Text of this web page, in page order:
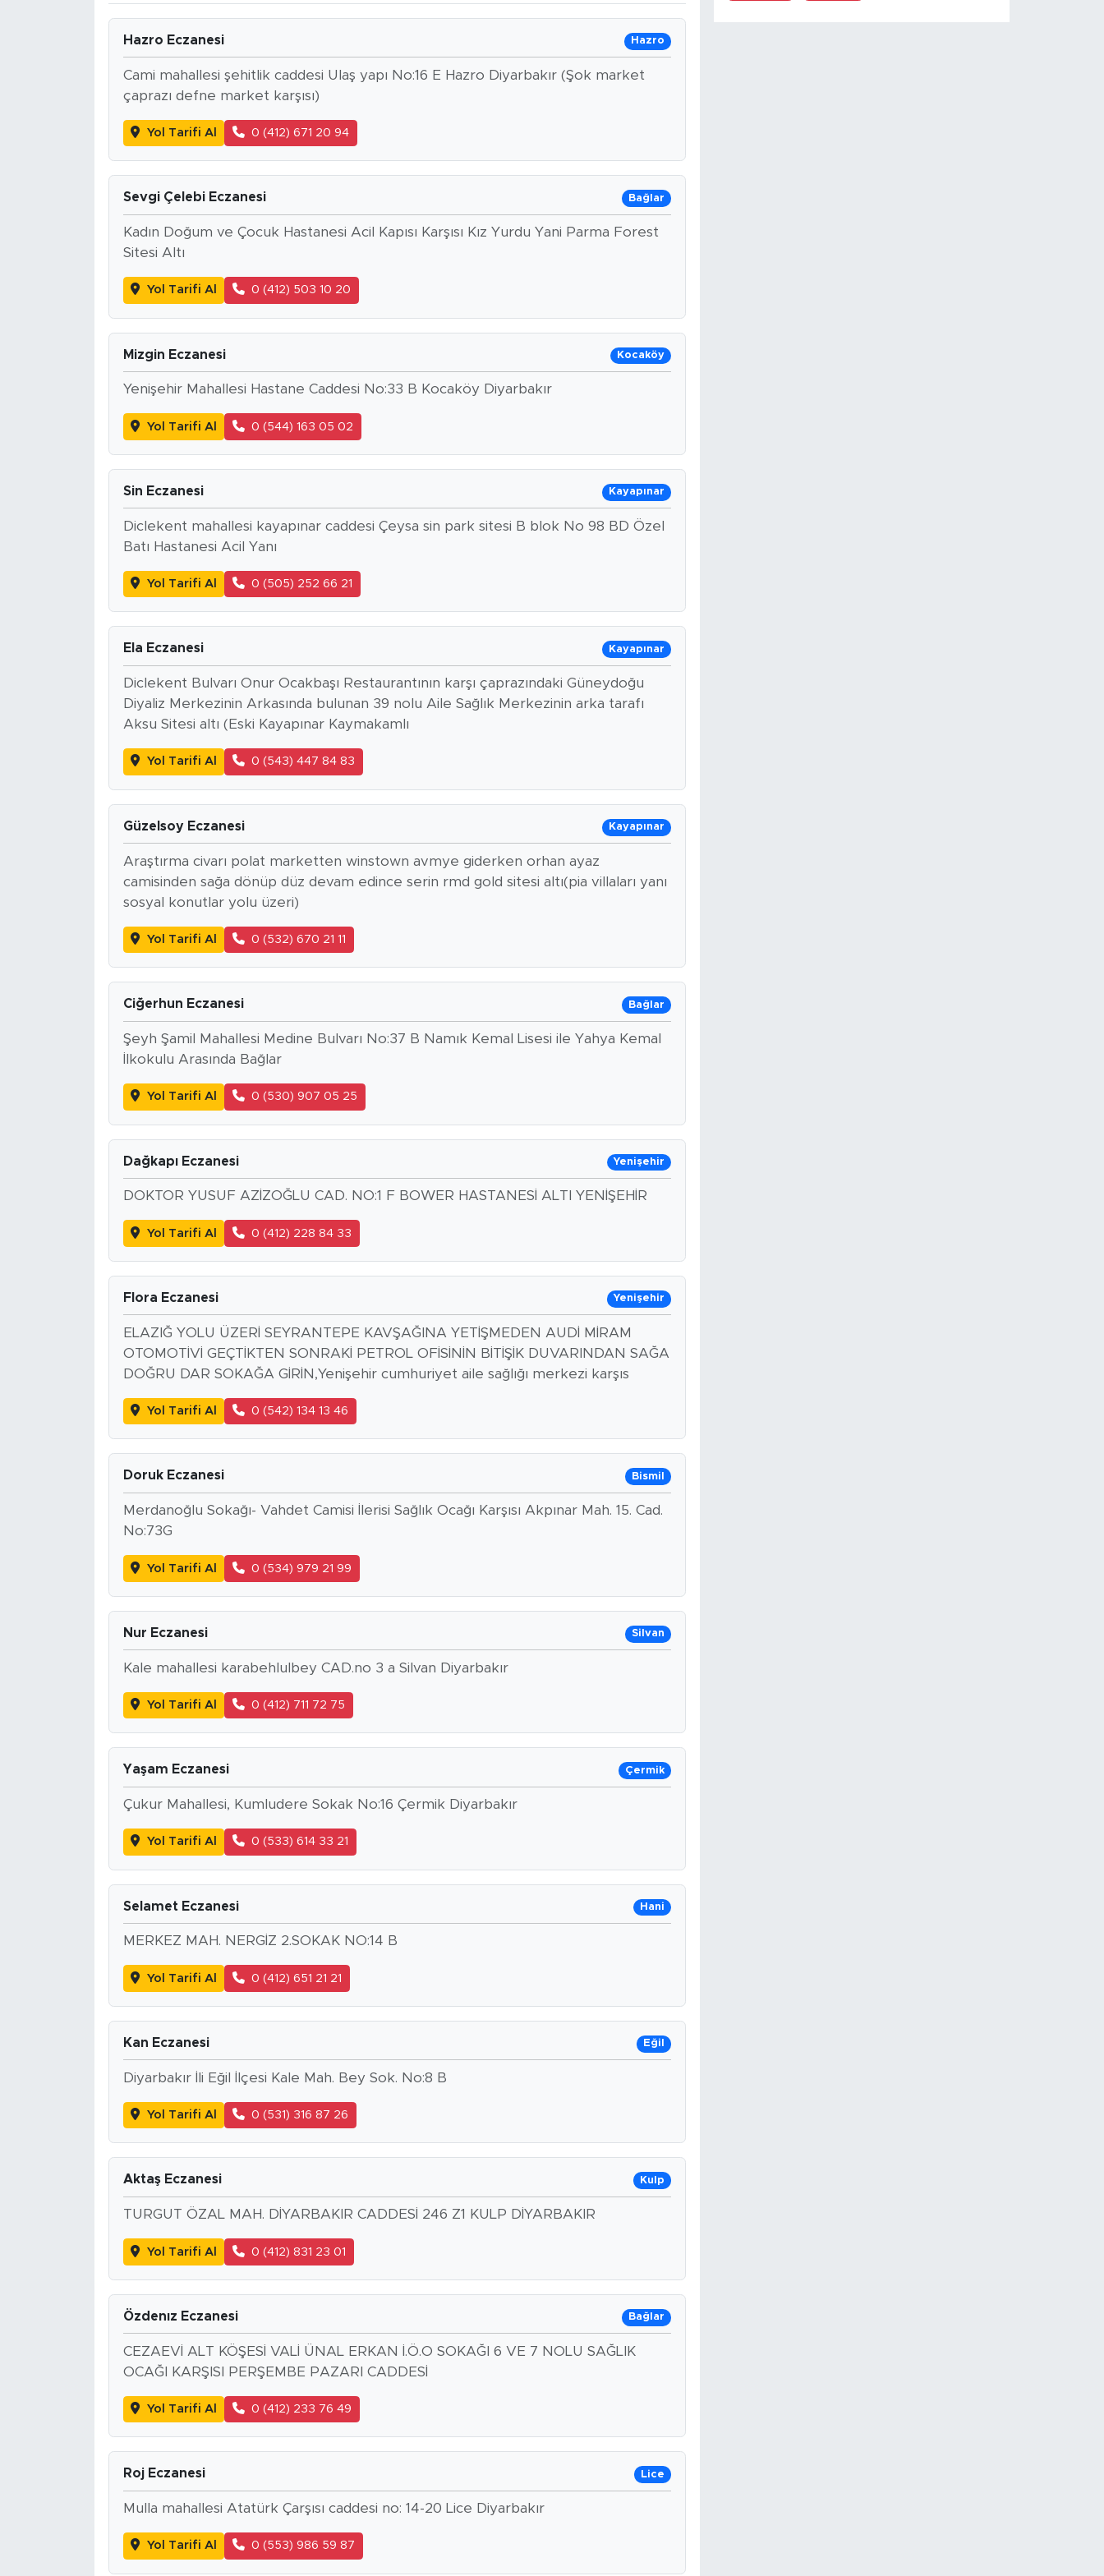
Hazro Eczanesi Hazro
Cami mahallesi şehitlik caddesi Ulaş yapı No:16 E Hazro Diyarbakır (Şok market
çaprazı defne market karşısı)
Yol Tarifi Al 0 (412) 671 20 94
Sevgi Çelebi Eczanesi Bağlar
Kadın Doğum ve Çocuk Hastanesi Acil Kapısı Karşısı Kız Yurdu Yani Parma Forest
Sitesi Altı
Yol Tarifi Al 0 (412) 503 10 20
Mizgin Eczanesi Kocaköy
Yenişehir Mahallesi Hastane Caddesi No:33 B Kocaköy Diyarbakır
Yol Tarifi Al 0 (544) 163 05 02
Sin Eczanesi Kayapınar
Diclekent mahallesi kayapınar caddesi Çeysa sin park sitesi B blok No 98 BD Özel
Batı Hastanesi Acil Yanı
Yol Tarifi Al 0 (505) 252 66 21
Ela Eczanesi Kayapınar
Diclekent Bulvarı Onur Ocakbaşı Restaurantının karşı çaprazındaki Güneydoğu
Diyaliz Merkezinin Arkasında bulunan 39 nolu Aile Sağlık Merkezinin arka tarafı
Aksu Sitesi altı (Eski Kayapınar Kaymakamlı
Yol Tarifi Al 0 (543) 447 84 83
Güzelsoy Eczanesi Kayapınar
Araştırma civarı polat marketten winstown avmye giderken orhan ayaz
camisinden sağa dönüp düz devam edince serin rmd gold sitesi altı(pia villaları yanı
sosyal konutlar yolu üzeri)
Yol Tarifi Al 0 (532) 670 21 11
Ciğerhun Eczanesi Bağlar
Şeyh Şamil Mahallesi Medine Bulvarı No:37 B Namık Kemal Lisesi ile Yahya Kemal
İlkokulu Arasında Bağlar
Yol Tarifi Al 0 (530) 907 05 25
Dağkapı Eczanesi Yenişehir
DOKTOR YUSUF AZİZOĞLU CAD. NO:1 F BOWER HASTANESİ ALTI YENİŞEHİR
Yol Tarifi Al 0 (412) 228 84 33
Flora Eczanesi Yenişehir
ELAZIĞ YOLU ÜZERİ SEYRANTEPE KAVŞAĞINA YETİŞMEDEN AUDİ MİRAM
OTOMOTİVİ GEÇTİKTEN SONRAKİ PETROL OFİSİNİN BİTİŞİK DUVARINDAN SAĞA
DOĞRU DAR SOKAĞA GİRİN,Yenişehir cumhuriyet aile sağlığı merkezi karşıs
Yol Tarifi Al 0 (542) 134 13 46
Doruk Eczanesi Bismil
Merdanoğlu Sokağı- Vahdet Camisi İlerisi Sağlık Ocağı Karşısı Akpınar Mah. 15. Cad.
No:73G
Yol Tarifi Al 0 (534) 979 21 99
Nur Eczanesi Silvan
Kale mahallesi karabehlulbey CAD.no 3 a Silvan Diyarbakır
Yol Tarifi Al 0 (412) 711 72 75
Yaşam Eczanesi Çermik
Çukur Mahallesi, Kumludere Sokak No:16 Çermik Diyarbakır
Yol Tarifi Al 0 (533) 614 33 21
Selamet Eczanesi Hani
MERKEZ MAH. NERGİZ 2.SOKAK NO:14 B
Yol Tarifi Al 0 (412) 651 21 21
Kan Eczanesi Eğil
Diyarbakır İli Eğil İlçesi Kale Mah. Bey Sok. No:8 B
Yol Tarifi Al 0 (531) 316 87 26
Aktaş Eczanesi Kulp
TURGUT ÖZAL MAH. DİYARBAKIR CADDESİ 246 Z1 KULP DİYARBAKIR
Yol Tarifi Al 0 (412) 831 23 01
Özdenız Eczanesi Bağlar
CEZAEVİ ALT KÖŞESİ VALİ ÜNAL ERKAN İ.Ö.O SOKAĞI 6 VE 7 NOLU SAĞLIK
OCAĞI KARŞISI PERŞEMBE PAZARI CADDESİ
Yol Tarifi Al 0 (412) 233 76 49
Roj Eczanesi Lice
Mulla mahallesi Atatürk Çarşısı caddesi no: 14-20 Lice Diyarbakır
Yol Tarifi Al 0 (553) 986 59 87
Hava Durumu
Bingöl Kaza Haberleri